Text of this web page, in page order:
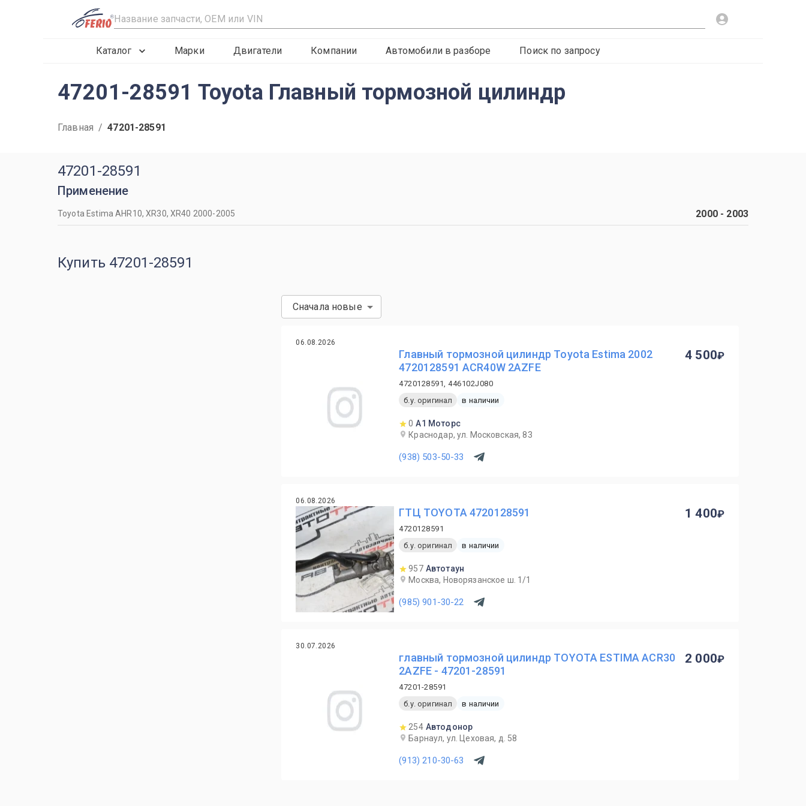
R
Каталог Марки Двигатели Компании Автомобили в разборе Поиск по запросу
47201-28591 Toyota Главный тормозной цилиндр
Главная / 47201-28591
47201-28591
Применение
Toyota Estima AHR10, XR30, XR40 2000-2005 2000- 2003
Купить 47201-28591
Сначала новые
06.08.2026
Главный тормозной цилиндр Toyota Estima 2002
4720128591 ACR40W 2AZFE
4720128591, 446102J080
б.у. оригинал
в наличии
0 А1 Моторс
Краснодар, ул. Московская, 83
(938) 503-50-33
4 500
06.08.2026
ГТЦ TOYOTA 4720128591
4720128591
б.у. оригинал
в наличии
957 Автотаун
Москва, Новорязанское ш. 1/1
(985) 901-30-22
1 400
30.07.2026
главный тормозной цилиндр TOYOTA ESTIMA ACR30
2AZFE - 47201-28591
47201-28591
б.у. оригинал
в наличии
254 Автодонор
Барнаул, ул. Цеховая, д. 58
(913) 210-30-63
2 000